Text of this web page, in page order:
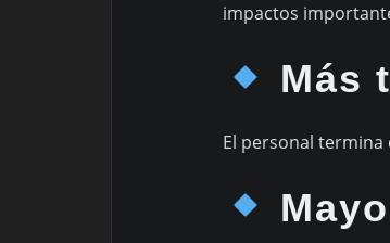
impactos
Más
El personal